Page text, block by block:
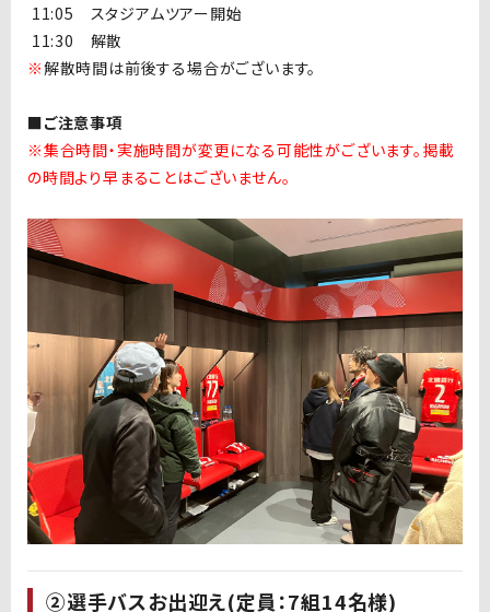
11:05 スタジアムツアー開始
11:30 解散
※解散時間は前後する場合がございます。
■ご注意事項
※集合時間・実施時間が変更になる可能性がございます。掲載
の時間より早まることはございません。
②選手バスお出迎え(定員：7組14名様)